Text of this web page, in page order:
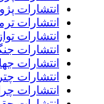
انتشارات
انتشارات
انتشارات
انتشارات
انتشارات
انتشارات
انتشارات